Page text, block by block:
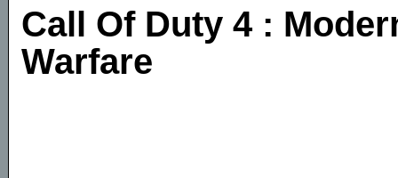
Call Of Duty 4 :
Warfare